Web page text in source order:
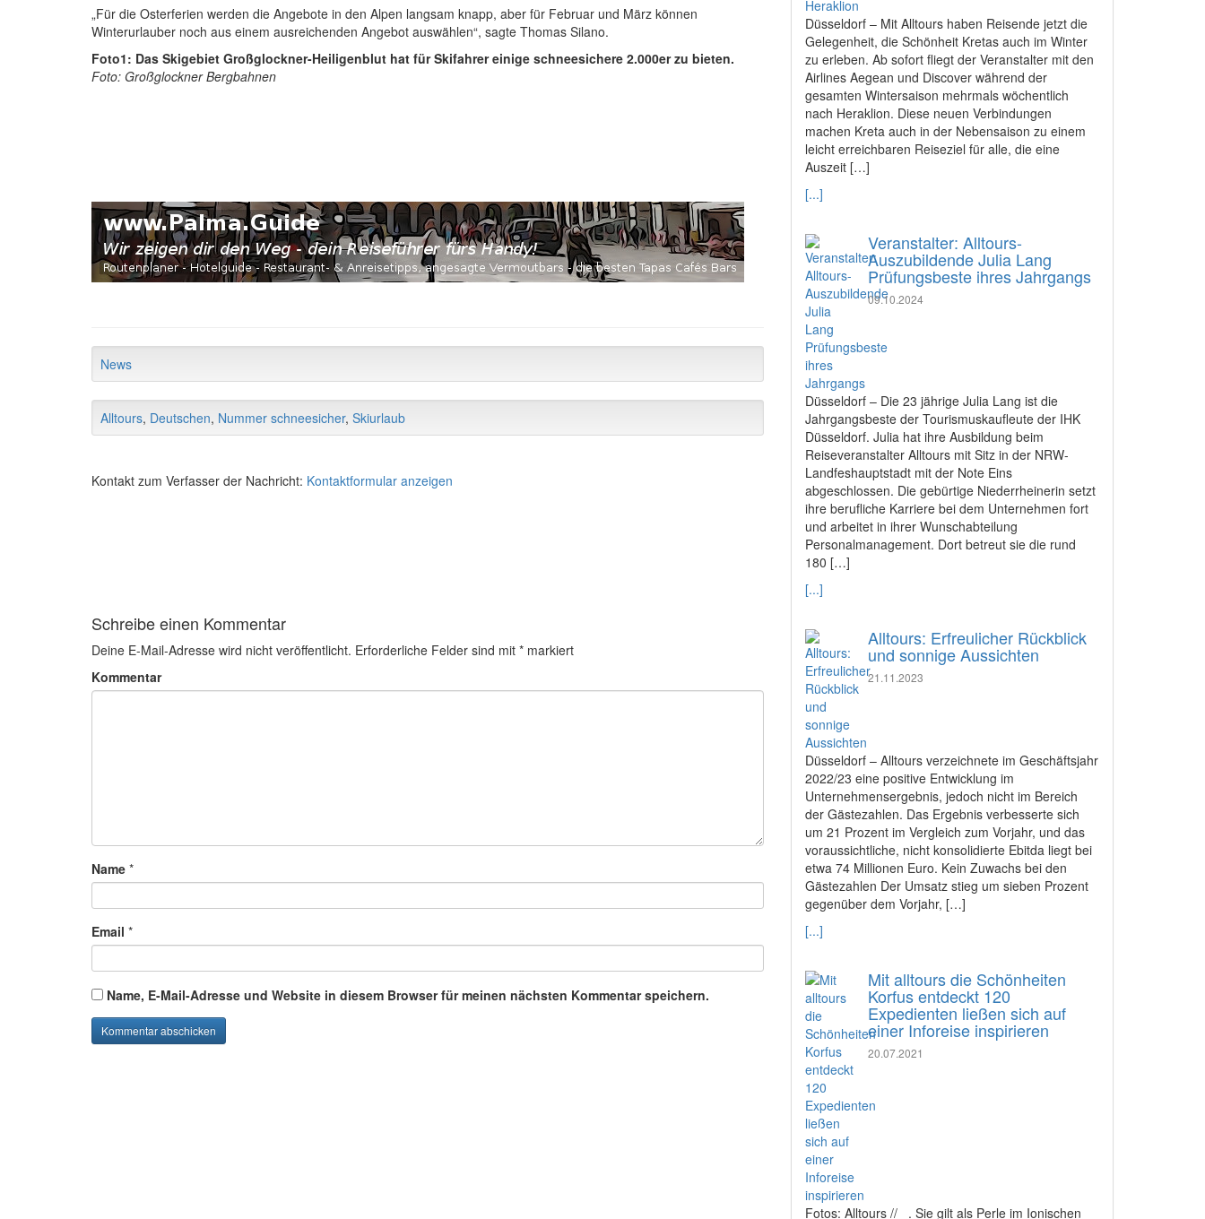
„Für die Osterferien werden die Angebote in den Alpen langsam knapp, aber für Februar und März können
Winterurlauber noch aus einem ausreichenden Angebot auswählen“, sagte Thomas Silano.
Foto1: Das Skigebiet Großglockner-Heiligenblut hat für Skifahrer einige schneesichere 2.000er zu bieten.
Foto: Großglockner Bergbahnen
News
Alltours, Deutschen, Nummer schneesicher, Skiurlaub
Kontakt zum Verfasser der Nachricht: Kontaktformular anzeigen
Schreibe einen Kommentar
Deine E-Mail-Adresse wird nicht veröffentlicht. Erforderliche Felder sind mit * markiert
Kommentar
Name *
Email *
Name, E-Mail-Adresse und Website in diesem Browser für meinen nächsten Kommentar speichern.
Düsseldorf – Mit Alltours haben Reisende jetzt die
Gelegenheit, die Schönheit Kretas auch im Winter
zu erleben. Ab sofort fliegt der Veranstalter mit den
Airlines Aegean und Discover während der
gesamten Wintersaison mehrmals wöchentlich
nach Heraklion. Diese neuen Verbindungen
machen Kreta auch in der Nebensaison zu einem
leicht erreichbaren Reiseziel für alle, die eine
Auszeit […]
[...]
Veranstalter: Alltours-
Auszubildende Julia Lang
Prüfungsbeste ihres Jahrgangs
09.10.2024
Düsseldorf – Die 23 jährige Julia Lang ist die
Jahrgangsbeste der Tourismuskaufleute der IHK
Düsseldorf. Julia hat ihre Ausbildung beim
Reiseveranstalter Alltours mit Sitz in der NRW-
Landfeshauptstadt mit der Note Eins
abgeschlossen. Die gebürtige Niederrheinerin setzt
ihre berufliche Karriere bei dem Unternehmen fort
und arbeitet in ihrer Wunschabteilung
Personalmanagement. Dort betreut sie die rund
180 […]
[...]
Alltours: Erfreulicher Rückblick
und sonnige Aussichten
21.11.2023
Düsseldorf – Alltours verzeichnete im Geschäftsjahr
2022/23 eine positive Entwicklung im
Unternehmensergebnis, jedoch nicht im Bereich
der Gästezahlen. Das Ergebnis verbesserte sich
um 21 Prozent im Vergleich zum Vorjahr, und das
voraussichtliche, nicht konsolidierte Ebitda liegt bei
etwa 74 Millionen Euro. Kein Zuwachs bei den
Gästezahlen Der Umsatz stieg um sieben Prozent
gegenüber dem Vorjahr, […]
[...]
Mit alltours die Schönheiten
Korfus entdeckt 120
Expedienten ließen sich auf
einer Inforeise inspirieren
20.07.2021
Fotos: Alltours // . Sie gilt als Perle im Ionischen